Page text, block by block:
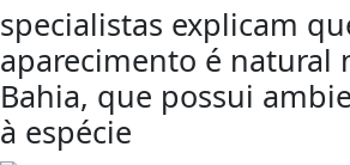
specialistas explicam
aparecimento é natural
Bahia, que possui
à espécie